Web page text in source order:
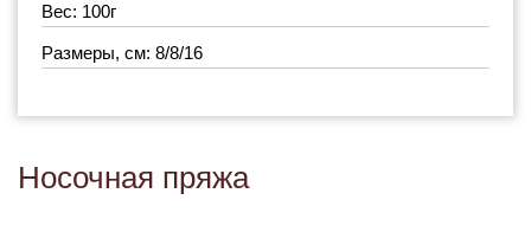
Вес: 100г
Размеры, см: 8/8/16
Носочная пряжа